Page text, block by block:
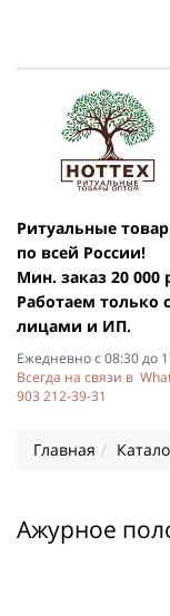
Ритуальные
по всей России!
Мин. заказ 20 000
Работаем только
лицами и ИП.
Ежедневно с 08:30 до
Всегда на связи в
903 212-39-31
Главная
Ажурное